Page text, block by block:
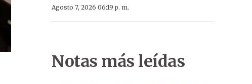
Agosto 7, 2026 06:19 p. m.
Notas más leídas